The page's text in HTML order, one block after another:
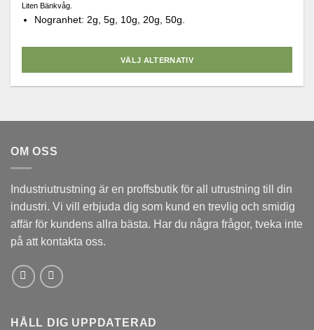
Liten Bänkvåg.
Nogranhet: 2g, 5g, 10g, 20g, 50g.
VÄLJ ALTERNATIV
har
varianter.
De
olika
kan
väljas
på
OM OSS
Industriutrustning är en proffsbutik för all utrustning till din
industri. Vi vill erbjuda dig som kund en trevlig och smidig
affär för kundens allra bästa. Har du några frågor, tveka inte
på att kontakta oss.
HÅLL DIG UPPDATERAD